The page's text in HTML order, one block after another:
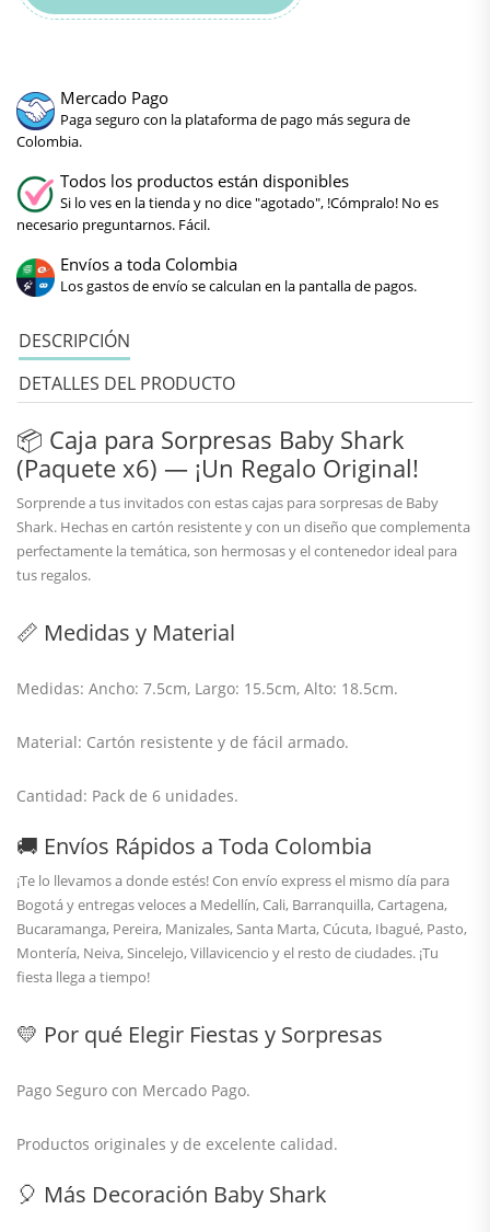
Mercado Pago
Paga seguro con la plataforma de pago más segura de
Colombia.
Todos los productos están disponibles
Si lo ves en la tienda y no dice "agotado", !Cómpralo! No es
necesario preguntarnos. Fácil.
Envíos a toda Colombia
Los gastos de envío se calculan en la pantalla de pagos.
DESCRIPCIÓN
DETALLES DEL PRODUCTO
📦 Caja para Sorpresas Baby Shark
(Paquete x6) — ¡Un Regalo Original!
Sorprende a tus invitados con estascajas para sorpresas de Baby
Shark. Hechas en cartón resistentey con un diseño que complementa
perfectamente la temática, son hermosasy el contenedor ideal para
tus regalos.
📏 Medidas y Material
Medidas: Ancho: 7.5cm, Largo: 15.5cm, Alto: 18.5cm.
Material: Cartón resistente y de fácil armado.
Cantidad: Pack de 6 unidades.
🚚 Envíos Rápidos a Toda Colombia
¡Te lo llevamos a donde estés! Con envío express el mismo día para
Bogotá y entregas veloces a Medellín, Cali, Barranquilla, Cartagena,
Bucaramanga, Pereira, Manizales, Santa Marta, Cúcuta, Ibagué, Pasto,
Montería, Neiva, Sincelejo, Villavicencio y el resto de ciudades. ¡Tu
fiesta llega a tiempo!
💛 Por qué Elegir Fiestas y Sorpresas
Pago Seguro con Mercado Pago.
Productos originales y de excelente calidad.
🎈 Más Decoración Baby Shark